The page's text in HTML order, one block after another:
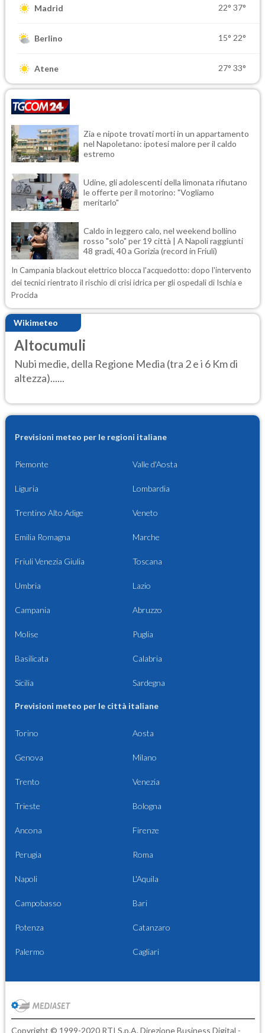
Madrid 22° 37°
Berlino 15° 22°
Atene 27° 33°
Zia e nipote trovati morti in un appartamento
nel Napoletano: ipotesi malore per il caldo
estremo
Udine, gli adolescenti della limonata rifiutano
le offerte per il motorino: "Vogliamo
meritarlo"
Caldo in leggero calo, nel weekend bollino
rosso "solo" per 19 città | A Napoli raggiunti
48 gradi, 40 a Gorizia (record in Friuli)
In Campania blackout elettrico blocca l'acquedotto: dopo l'intervento
dei tecnici rientrato il rischio di crisi idrica per gli ospedali di Ischia e
Procida
Wikimeteo
Altocumuli
Nubi medie, della Regione Media (tra 2 e i 6 Km di
altezza)......
Previsioni meteo per le regioni italiane
Piemonte Valle d'Aosta
Liguria Lombardia
Trentino Alto Adige Veneto
Emilia Romagna Marche
Friuli Venezia Giulia Toscana
Umbria Lazio
Campania Abruzzo
Molise Puglia
Basilicata Calabria
Sicilia Sardegna
Previsioni meteo per le città italiane
Torino Aosta
Genova Milano
Trento Venezia
Trieste Bologna
Ancona Firenze
Perugia Roma
Napoli L'Aquila
Campobasso Bari
Potenza Catanzaro
Palermo Cagliari
Copyright © 1999-2020 RTI S.p.A. Direzione Business Digital -